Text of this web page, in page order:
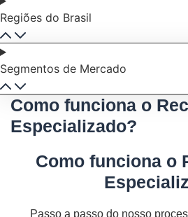
Regiões do Brasil
Segmentos de Mercado
Como funciona o
Especializado?
Como funciona o
Passo a passo do nosso